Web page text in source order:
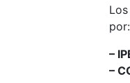
por:
–
–